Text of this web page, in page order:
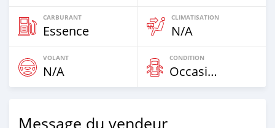
CARBURANT
Essence
CLIMATISATION
N/A
VOLANT
N/A
CONDITION
Occasion
Message du vendeur